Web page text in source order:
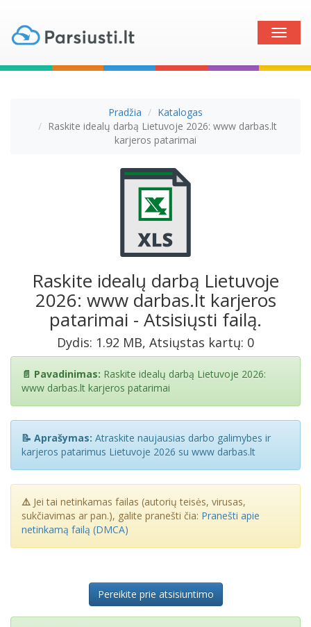
Toggle
Pradžia
Katalogas
Raskite idealų darbą Lietuvoje 2026: www darbas.lt
karjeros patarimai
Raskite idealų darbą Lietuvoje
2026: www darbas.lt karjeros
patarimai - Atsisiųsti failą.
Dydis: 1.92 MB, Atsiųstas kartų: 0
📄 Pavadinimas: Raskite idealų darbą Lietuvoje 2026:
www darbas.lt karjeros patarimai
📝 Aprašymas: Atraskite naujausias darbo galimybes ir
karjeros patarimus Lietuvoje 2026 su www darbas.lt
⚠️ Jei tai netinkamas failas (autorių teisės, virusas,
sukčiavimas ar pan.), galite pranešti čia: Pranešti apie
netinkamą failą (DMCA)
Pereikite prie atsisiuntimo